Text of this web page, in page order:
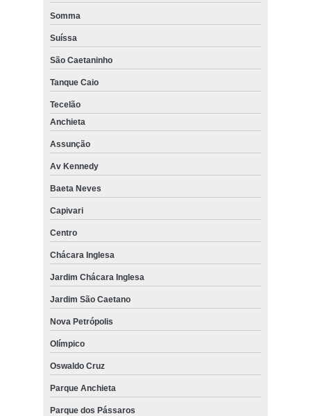
Somma
Suíssa
São Caetaninho
Tanque Caio
Tecelão
Anchieta
Assunção
Av Kennedy
Baeta Neves
Capivari
Centro
Chácara Inglesa
Jardim Chácara Inglesa
Jardim São Caetano
Nova Petrópolis
Olímpico
Oswaldo Cruz
Parque Anchieta
Parque dos Pássaros